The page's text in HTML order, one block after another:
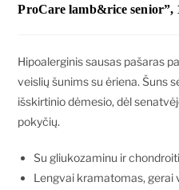
ProCare lamb&rice senior”,
Hipoalerginis sausas pašaras
veislių šunims su ėriena. Šuns
išskirtinio dėmesio, dėl
pokyčių.
Su gliukozaminu ir
Lengvai kramatomas, gerai